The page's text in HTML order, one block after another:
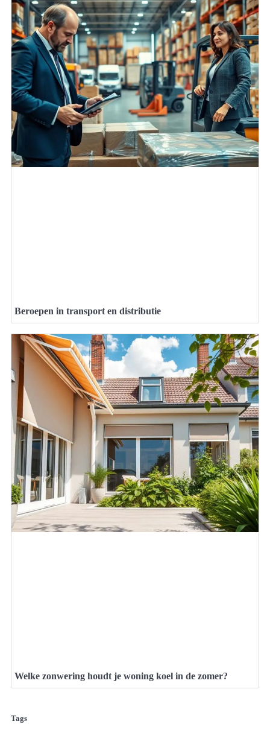
Beroepen in transport en distributie
Welke zonwering houdt je woning koel in de zomer?
Tags